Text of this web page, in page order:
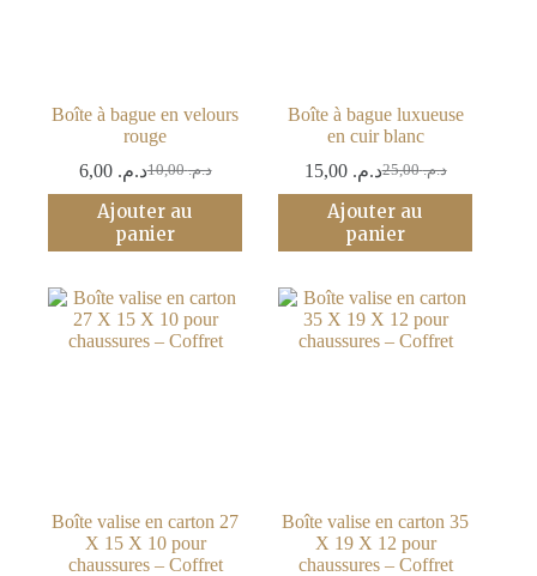
Boîte à bague en velours
rouge
د.م.10,00
Le
prix
initial
était :
د.م. 6,00
Le
prix
actuel
est :
Ajouter au
panier
Boîte à bague luxueuse
en cuir blanc
د.م.25,00
Le
prix
initial
était :
د.م. 15,00
Le
prix
actuel
est :
Ajouter au
panier
Boîte valise en carton 27
X 15 X 10 pour
chaussures – Coffret
Boîte valise en carton 35
X 19 X 12 pour
chaussures – Coffret